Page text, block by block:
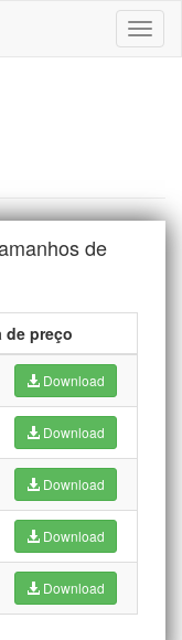
de
de preço
Download
Download
Download
Download
Download